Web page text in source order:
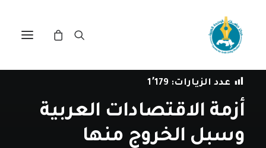
فيندوات
عدد الزيارات: 1٬179
أزمة الاقتصادات العربية
وسبل الخروج منها